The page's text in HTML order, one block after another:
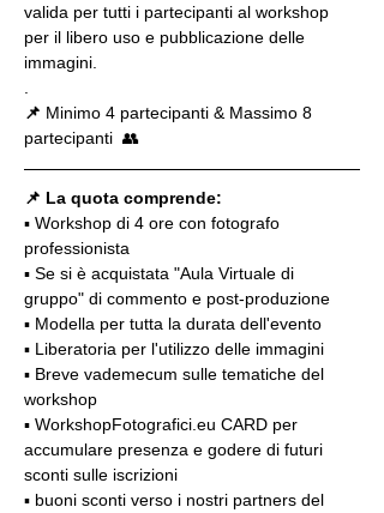
valida per tutti i partecipanti al workshop
per il libero uso e pubblicazione delle
immagini.
📌 Minimo 4 partecipanti & Massimo 8
partecipanti  👥
📌 La quota comprende:
▪️ Workshop di 4 ore con fotografo
professionista
▪️ Se si è acquistata "Aula Virtuale di
gruppo" di commento e post-produzione
▪️ Modella per tutta la durata dell'evento
▪️ Liberatoria per l'utilizzo delle immagini
▪️ Breve vademecum sulle tematiche del
workshop
▪️ WorkshopFotografici.eu CARD per
accumulare presenza e godere di futuri
sconti sulle iscrizioni
▪️ buoni sconti verso i nostri partners del